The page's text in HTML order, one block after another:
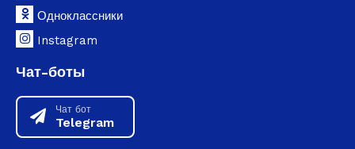
Одноклассники
Instagram
Чат-боты
Чат бот
Telegram